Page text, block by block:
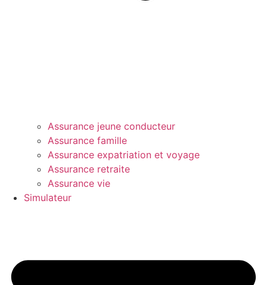
Assurance jeune conducteur
Assurance famille
Assurance expatriation et voyage
Assurance retraite
Assurance vie
Simulateur